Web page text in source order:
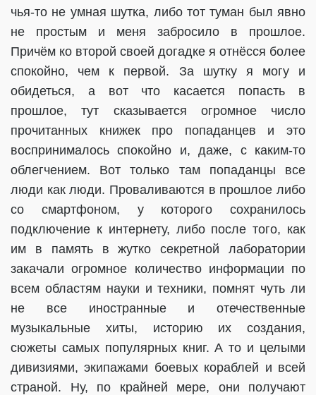
чья-то не умная шутка, либо тот туман был явно
не простым и меня забросило в прошлое.
Причём ко второй своей догадке я отнёсся более
спокойно, чем к первой. За шутку я могу и
обидеться, а вот что касается попасть в
прошлое, тут сказывается огромное число
прочитанных книжек про попаданцев и это
воспринималось спокойно и, даже, с каким-то
облегчением. Вот только там попаданцы все
люди как люди. Проваливаются в прошлое либо
со смартфоном, у которого сохранилось
подключение к интернету, либо после того, как
им в память в жутко секретной лаборатории
закачали огромное количество информации по
всем областям науки и техники, помнят чуть ли
не все иностранные и отечественные
музыкальные хиты, историю их создания,
сюжеты самых популярных книг. А то и целыми
дивизиями, экипажами боевых кораблей и всей
страной. Ну, по крайней мере, они получают